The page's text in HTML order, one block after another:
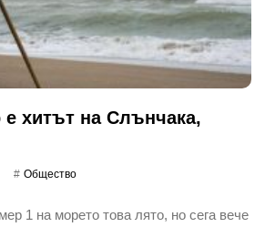
е хитът на Слънчака,
Общество
1 на морето това лято, но сега вече